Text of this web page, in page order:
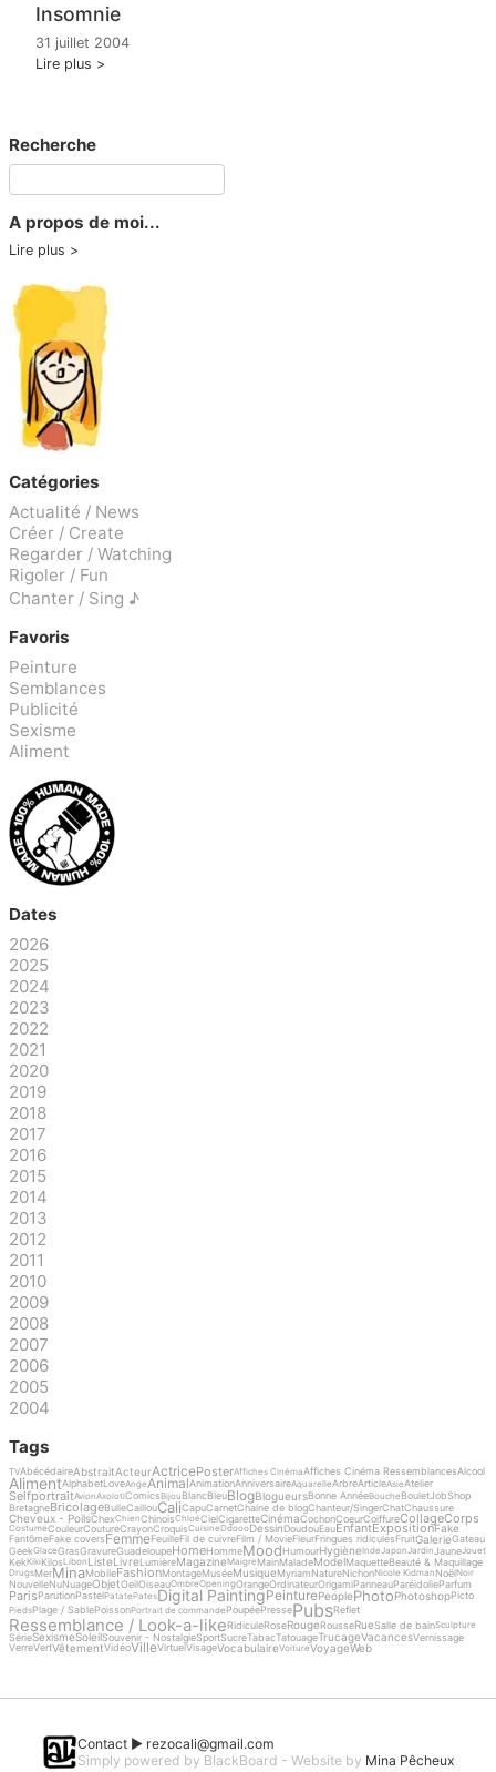
Insomnie
31 juillet 2004
Lire plus
Recherche
A propos de moi...
Lire plus
Catégories
Actualité / News
Créer / Create
Regarder / Watching
Rigoler / Fun
Chanter / Sing ♪
Favoris
Peinture
Semblances
Publicité
Sexisme
Aliment
Dates
2026
2025
2024
2023
2022
2021
2020
2019
2018
2017
2016
2015
2014
2013
2012
2011
2010
2009
2008
2007
2006
2005
2004
Tags
TVAbécédaireAbstraitActeurActricePosterAffiches CinémaAffiches Cinéma RessemblancesAlcool
AlimentAlphabetLoveAngeAnimalAnimationAnniversaireAquarelleArbreArticleAsieAtelier
SelfportraitAvionAxolotlComicsBijou BlancBleuBlogBlogueursBonne AnnéeBouche BouletJobShop
BretagneBricolageBulleCaillouCaliCapuCarnetChaine de blogChanteur/SingerChatChaussure
Cheveux - PoilsChexChienChinoisChloéCielCigaretteCinémaCochonCoeurCoiffureCollageCorps
CostumeCouleurCoutureCrayonCroquisCuisineDdoooDessinDoudouEauEnfantExpositionFake
FantômeFake coversFemmeFeuilleFil de cuivreFilm / MovieFleurFringues ridiculesFruitGalerieGateau
GeekGlaceGrasGravureGuadeloupeHomeHommeMoodHumourHygièneIndeJaponJardinJauneJouet
KekKikiKilosLibon ListeLivreLumièreMagazineMaigre MainMaladeModelMaquetteBeauté & Maquillage
DrugsMerMinaMobileFashionMontageMuséeMusiqueMyriamNatureNichonNicole Kidman NoëlNoir
NouvelleNuNuageObjetOeilOiseauOmbreOpeningOrangeOrdinateurOrigamiPanneauParéidolieParfum
ParisParutionPastel PatatePatesDigital PaintingPeinturePeoplePhotoPhotoshopPicto
PiedsPlage / SablePoissonPortrait de commande PoupéePressePubsReflet
Ressemblance / Look-a-likeRidiculeRoseRougeRousseRueSalle de bainSculpture
SérieSexismeSoleilSouvenir - NostalgieSportSucreTabacTatouageTrucageVacancesVernissage
VerreVertVêtementVidéoVilleVirtuelVisageVocabulaireVoitureVoyageWeb
Contact ► rezocali@gmail.com
Simply powered by BlackBoard - Website by Mina Pêcheux